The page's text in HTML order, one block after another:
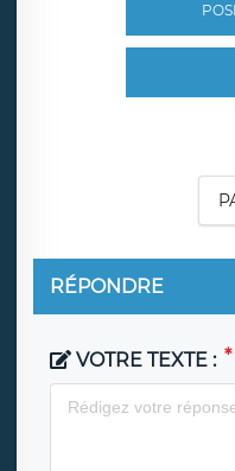
RÉPONDRE
VOTRE TEXTE :